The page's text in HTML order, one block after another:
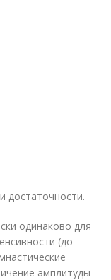
достаточности.
одинаково для
(до
амплитуды